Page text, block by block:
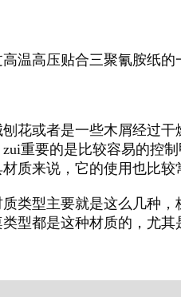
温高压贴合三聚氰胺纸
花或者是一些木屑经过
重要的是比较容易的控
质来说，它的使用也比较
类型主要就是这么几种
型都是这种材质的，尤其